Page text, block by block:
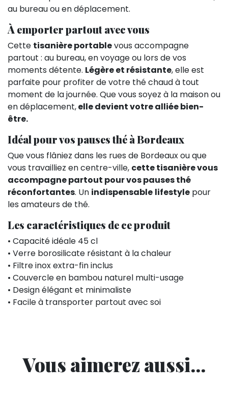
au bureau ou en déplacement.
À emporter partout avec vous
Cette tisanière portablevous accompagne
partout : au bureau, en voyage ou lors de vos
moments détente. Légère et résistante, elle est
parfaite pour profiter de votre thé chaud à tout
moment de la journée. Que vous soyez à la maison ou
en déplacement,elle devient votre alliée bien-
être.
Idéal pour vos pauses thé à Bordeaux
Que vous flâniez dans les rues de Bordeaux ou que
vous travailliez en centre-ville, cette tisanière vous
accompagne partout pour vos pauses thé
réconfortantes. Un indispensable lifestyle pour
les amateurs de thé.
Les caractéristiques de ce produit
• Capacité idéale 45 cl
• Verre borosilicate résistant à la chaleur
• Filtre inox extra-fin inclus
• Couvercle en bambou naturel multi-usage
• Design élégant et minimaliste
• Facile à transporter partout avec soi
Vous aimerez aussi...